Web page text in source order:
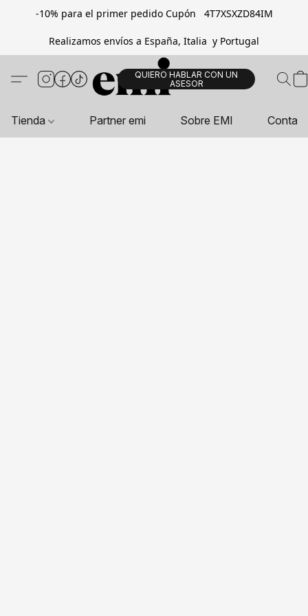
-10% para el primer pedido Cupón 4T7XSXZD84IM
Realizamos envíos a España, Italia y Portugal
QUIERO HABLAR CON UN
ASESOR
Tienda Partner emi Sobre EMI